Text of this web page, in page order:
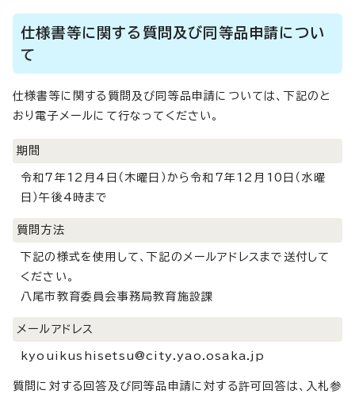
仕様書等に関する質問及び同等品申請につい
て
仕様書等に関する質問及び同等品申請については、下記のと
おり電子メールにて行なってください。
期間
令和7年12月4日（木曜日）から令和7年12月10日（水曜
日）午後4時まで
質問方法
下記の様式を使用して、下記のメールアドレスまで送付して
ください。
八尾市教育委員会事務局教育施設課
メールアドレス
kyouikushisetsu@city.yao.osaka.jp
質問に対する回答及び同等品申請に対する許可回答は、入札参